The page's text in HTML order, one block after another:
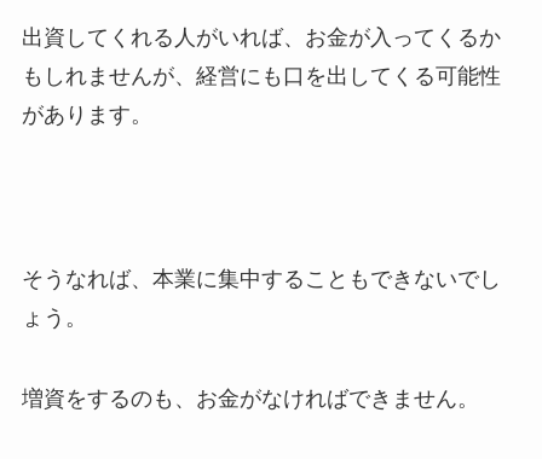
出資してくれる人がいれば、お金が入ってくるか
もしれませんが、経営にも口を出してくる可能性
があります。
そうなれば、本業に集中することもできないでし
ょう。
増資をするのも、お金がなければできません。